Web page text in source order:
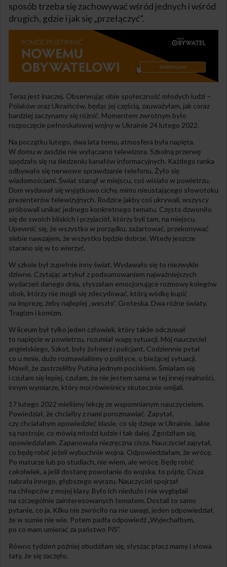
sposób trzeba się zachowywać wśród jednych i wśród
drugich, gdzie i jak się „przełączyć”.
Teraz jest inaczej. Obserwując obie społeczność młodych ludzi –
Polaków oraz Ukraińców, będąc jej częścią, zauważyłam, jak coraz
bardziej zaczynamy się różnić. Momentem zwrotnym było
rozpoczęcie pełnoskalowej wojny w Ukrainie 24 lutego 2022.
Na początku lutego, dwa lata temu, atmosfera była napięta.
W domu w zasdzie nie wyłączano telewizora. Szkolną przerwę
spędzało się na śledzeniu kanałów informacyjnych. Każdego ranka
odbywało się nerwowe sprawdzanie telefonu. Żyło się
wiadomościami. Świat stanął w miejscu, coś wisiało w powietrzu.
Dom wydawał się wyjątkowo cichy, mimo nieustającego słowotoku
prezenterów telewizyjnych. Rodzice jakby coś ukrywali, wszyscy
próbowali unikać jednego konkretnego tematu. Często dzwoniło
się do swoich bliskich i przyjaciół, którzy byli tam, na miejscu.
Upewnić się, że wszystko w porządku, zażartować, przekonywać
siebie nawzajem, że wszystko będzie dobrze. Wtedy jeszcze
starano się w to wierzyć.
W szkole był zupełnie inny świat. Wydawało się to niezwykle
dziwne. Czytając artykuł z podsumowaniem najważniejszych
wydarzeń danego dnia, słyszałam emocjonujące rozmowy kolegów
obok, którzy nie mogli się zdecydować, którą wódkę kupić
na imprezę, żeby najlepiej „weszło”. Groteska. Dwa różne światy.
Tragizm i komizm.
W liceum był tylko jeden człowiek, który także odczuwał
to napięcie w powietrzu, rozumiał wagę sytuacji. Mój nauczyciel
angielskiego, Szkot, były żołnierz i policjant. Codziennie pytał
co u mnie, dużo rozmawialiśmy o polityce, o bieżącej sytuacji.
Mówił, że zastrzeliłby Putina jednym pociskiem. Śmiałam się
i czułam się lepiej, czułam, że nie jestem sama w tej innej realności,
innym wymiarze, który moi rówieśnicy skutecznie omijali.
17 lutego 2022 mieliśmy lekcję ze wspomnianym nauczycielem.
Powiedział, że chciałby z nami porozmawiać. Zapytał,
czy chciałabym opowiedzieć klasie, co się dzieje w Ukrainie. Jakie
są nastroje, co mówią młodzi ludzie i tak dalej. Zgodziłam się,
opowiedziałam. Zapanowała niezręczna cisza. Nauczyciel zapytał,
co będę robić jeżeli wybuchnie wojna. Odpowiedziałam, że wrócę.
Po maturze lub po studiach, nie wiem, ale wrócę. Będę robić
cokolwiek, a jeśli dostanę powołanie do wojska, to pójdę. Cisza
nabrała innego, głębszego wyrazu. Nauczyciel spojrzał
na chłopców z mojej klasy. Było ich niedużo i nie wyglądali
na szczególnie zainteresowanych tematem. Dostali to samo
pytanie, co ja. Kilku nie zwróciło na nie uwagi, jeden odpowiedział,
że w sumie nie wie. Potem padła odpowiedź „Wyjechałbym,
po co mam umierać za państwo PiS”.
Równo tydzień później obudziłam się, słysząc płacz mamy i słowa
taty, że się zaczęło.